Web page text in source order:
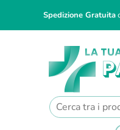
Spedizione Gratuita